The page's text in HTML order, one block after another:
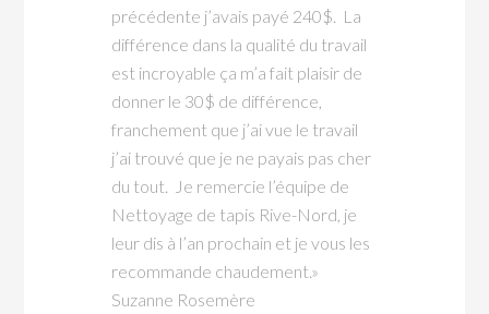
précédente j’avais payé 240$. La
différence dans la qualité du travail
est incroyable ça m’a fait plaisir de
donner le 30$ de différence,
franchement que j’ai vue le travail
j’ai trouvé que je ne payais pas cher
du tout. Je remercie l’équipe de
Nettoyage de tapis Rive-Nord, je
leur dis à l’an prochain et je vous les
recommande chaudement.»
Suzanne Rosemère